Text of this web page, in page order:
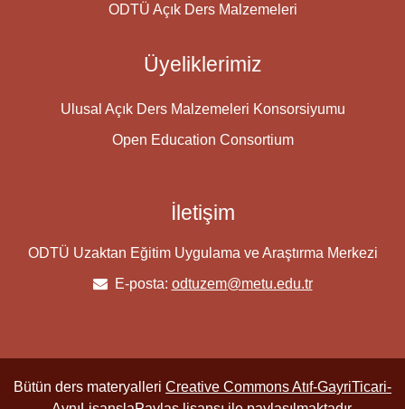
ODTÜ Açık Ders Malzemeleri
Üyeliklerimiz
Ulusal Açık Ders Malzemeleri Konsorsiyumu
Open Education Consortium
İletişim
ODTÜ Uzaktan Eğitim Uygulama ve Araştırma Merkezi
E-posta: odtuzem@metu.edu.tr
Bütün ders materyalleri Creative Commons Atıf-GayriTicari-